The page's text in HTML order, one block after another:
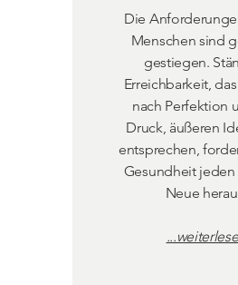
Die
Menschen sind
gestiegen.
Erreichbarkeit,
nach Perfektion
Druck, äußeren
entsprechen,
Gesundheit jeden
Neue